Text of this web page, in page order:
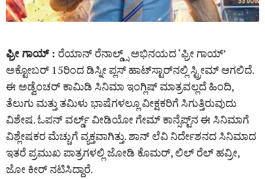
ಫ್ರೀ ಗಾಯ್‌ : ರೆಯಾನ್ ರೆನಾಲ್ಡ್ಸ್‌ ಅಭಿನಯದ ‘ಫ್ರೀ ಗಾಯ್‌’
ಅಕ್ಟೋಬರ್ 15ರಿಂದ ಡಿಸ್ನೀ ಪ್ಲಸ್ ಹಾಟ್‌ಸ್ಟಾರ್‌ನಲ್ಲಿ ಸ್ಟ್ರೀಮ್ ಆಗಲಿದೆ.
ಈ ಅಡ್ವೆಂಚರ್ ಕಾಮಿಡಿ ಸಿನಿಮಾ ಇಂಗ್ಲಿಷ್‌ ಮಾತ್ರವಲ್ಲದೆ ಹಿಂದಿ,
ತೆಲುಗು ಮತ್ತು ತಮಿಳು ಭಾಷೆಗಳಲ್ಲೂ ವೀಕ್ಷಕರಿಗೆ ಸಿಗುತ್ತಿರುವುದು
ವಿಶೇಷ. ಓಪನ್ ವರ್ಲ್ಡ್‌ ವೀಡಿಯೋ ಗೇಮ್ ಕಾನ್ಸೆಪ್ಟ್‌ನ ಈ ಸಿನಿಮಾಗೆ
ವಿಶ್ಲೇಷಕರ ಮೆಚ್ಚುಗೆ ವ್ಯಕ್ತವಾಗಿತ್ತು. ಶಾನ್ ಲೆವಿ ನಿರ್ದೇಶನದ ಸಿನಿಮಾದ
ಇತರೆ ಪ್ರಮುಖ ಪಾತ್ರಗಳಲ್ಲಿ ಜೋಡಿ ಕೊಮರ್‌, ಲಿಲ್ ರೆಲ್ ಹವ್ರೀ,
ಜೋ ಕೀರ್‌ ನಟಿಸಿದ್ದಾರೆ.